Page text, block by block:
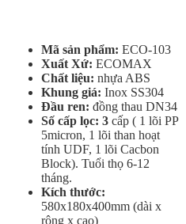
Mã sản phẩm: ECO-103
Xuất Xứ: ECOMAX
Chất liệu: nhựa ABS
Khung giá: Inox SS304
Đầu ren: đồng thau DN34
Số cấp lọc: 3 cấp ( 1 lõi PP
5micron, 1 lõi than hoạt
tính UDF, 1 lõi Cacbon
Block). Tuổi thọ 6-12
tháng.
Kích thước:
580x180x400mm (dài x
rộng x cao)